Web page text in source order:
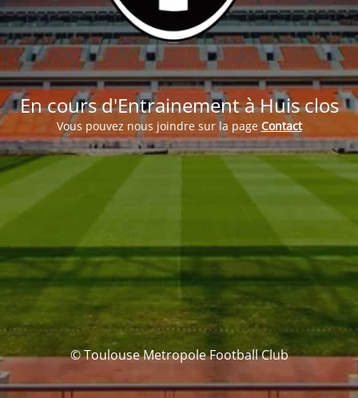
En cours d'Entrainement à Huis clos
Vous pouvez nous joindre sur la page Contact
© Toulouse Metropole Football Club